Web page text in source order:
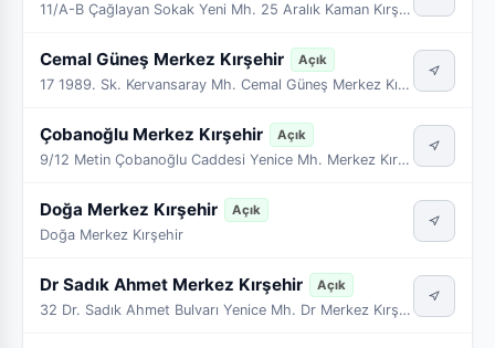
11/A-B Çağlayan Sokak Yeni Mh. 25 Aralık Kaman Kırşehir
Cemal Güneş Merkez Kırşehir Açık
17 1989. Sk. Kervansaray Mh. Cemal Güneş Merkez Kırşehir
Çobanoğlu Merkez Kırşehir Açık
9/12 Metin Çobanoğlu Caddesi Yenice Mh. Merkez Kırşehir
Doğa Merkez Kırşehir Açık
Doğa Merkez Kırşehir
Dr Sadık Ahmet Merkez Kırşehir Açık
32 Dr. Sadık Ahmet Bulvarı Yenice Mh. Dr Merkez Kırşehir